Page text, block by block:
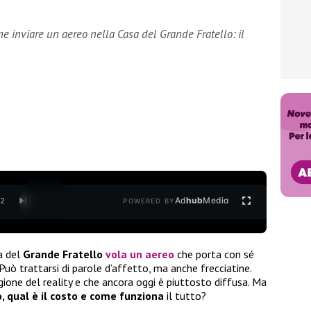
inviare un aereo nella Casa del Grande Fratello: il
2 POWERED BYAdhubMedia
del Grande Fratello vola un aereo che porta con sé
trattarsi di parole d’affetto, ma anche frecciatine.
del reality e che ancora oggi è piuttosto diffusa. Ma
qual è il costo e come funziona il tutto?